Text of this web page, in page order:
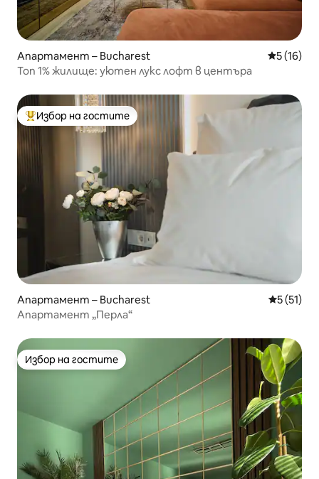
Апартамент – Bucharest Средна
5 (16)
Топ 1% жилище: уютен лукс лофт в центъра
Най-популярен избор на гостите
Избор на гостите
Апартамент – Bucharest Средна
5 (51)
Апартамент „Перла“
Избор на гостите
Избор на гостите